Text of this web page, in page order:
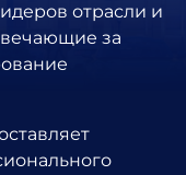
отрасли и
за